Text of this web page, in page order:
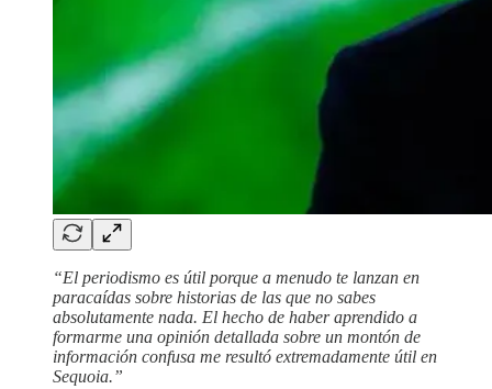
“El periodismo es útil porque a menudo te lanzan en
paracaídas sobre historias de las que no sabes
absolutamente nada. El hecho de haber aprendido a
formarme una opinión detallada sobre un montón de
información confusa me resultó extremadamente útil en
Sequoia.”